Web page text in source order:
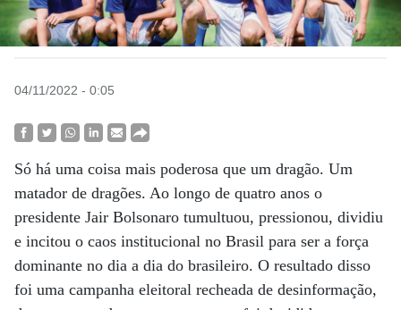
04/11/2022 - 0:05
Só há uma coisa mais poderosa que um dragão. Um
matador de dragões. Ao longo de quatro anos o
presidente Jair Bolsonaro tumultuou, pressionou, dividiu
e incitou o caos institucional no Brasil para ser a força
dominante no dia a dia do brasileiro. O resultado disso
foi uma campanha eleitoral recheada de desinformação,